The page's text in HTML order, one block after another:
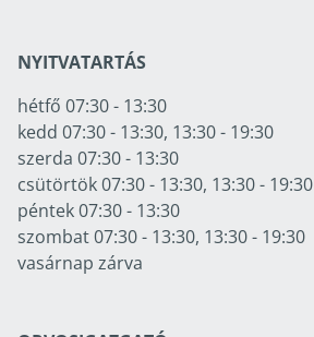
NYITVATARTÁS
hétfő 07:30 - 13:30
kedd 07:30 - 13:30, 13:30 - 19:30
szerda 07:30 - 13:30
csütörtök 07:30 - 13:30, 13:30 - 19:30
péntek 07:30 - 13:30
szombat 07:30 - 13:30, 13:30 - 19:30
vasárnap zárva